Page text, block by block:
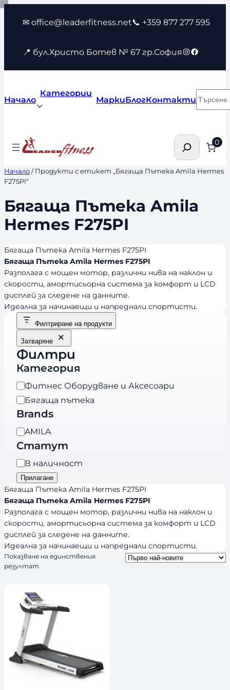
Към
съдържанието
✉ office@leaderfitness.net📞 +359 877 277 595
📍 бул.Христо Ботев № 67 гр.София Instagram
Facebook
Начало
Категории
МаркиБлогКонтакти
Търсене 0
Начало/ Продукти с етикет „Бягаща Пътека Amila Hermes
F275PI“
Бягаща Пътека Amila
Hermes F275PI
Бягаща Пътека Amila Hermes F275PI
Бягаща Пътека Amila Hermes F275PI
Разполага с мощен мотор, различни нива на наклон и
скорости, амортисьорна система за комфорт и LCD
дисплей за следене на данните.
Идеална за начинаещи и напреднали спортисти.
Филтриране на продукти
Затваряне
Филтри
Категория
К
а
т
г
о
р
и
я
Фитнес Оборудване и Аксесоари
Бягаща пътека
Brands
B
r
a
n
d
s
AMILA
Статут
Н
а
л
и
ч
н
о
т
В наличност
Прилагане
Бягаща Пътека Amila Hermes F275PI
Бягаща Пътека Amila Hermes F275PI
Разполага с мощен мотор, различни нива на наклон и
скорости, амортисьорна система за комфорт и LCD
дисплей за следене на данните.
Идеална за начинаещи и напреднали спортисти.
Показване на единствения
резултат